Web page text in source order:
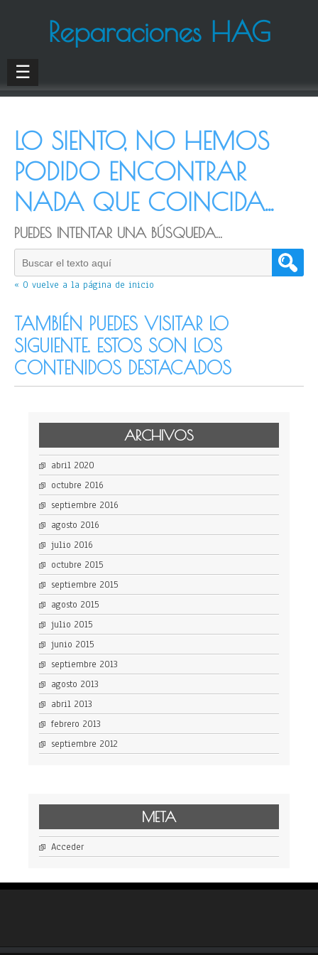
Reparaciones HAG
☰
LO SIENTO, NO HEMOS
PODIDO ENCONTRAR
NADA QUE COINCIDA...
PUEDES INTENTAR UNA BÚSQUEDA...
« O vuelve a la página de inicio
TAMBIÉN PUEDES VISITAR LO
SIGUIENTE. ESTOS SON LOS
CONTENIDOS DESTACADOS
ARCHIVOS
abril 2020
octubre 2016
septiembre 2016
agosto 2016
julio 2016
octubre 2015
septiembre 2015
agosto 2015
julio 2015
junio 2015
septiembre 2013
agosto 2013
abril 2013
febrero 2013
septiembre 2012
META
Acceder